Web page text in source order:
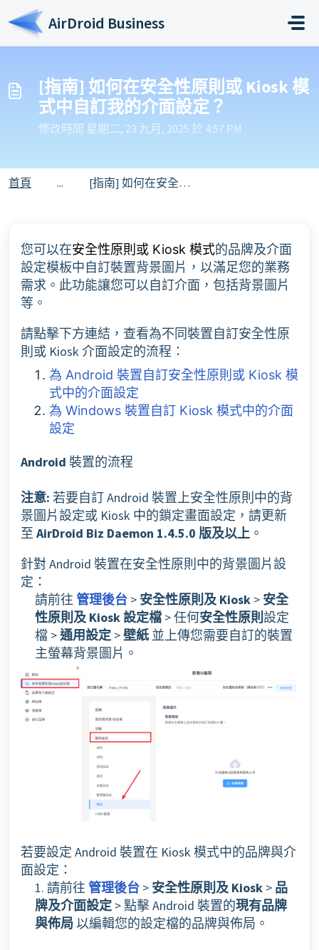
略過至主要內容
AirDroid Business
[指南] 如何在安全性原則或 Kiosk 模
式中自訂我的介面設定？
修改時間 星期二, 23 九月, 2025 於 4:57 PM
首頁 ... [指南] 如何在安全性原則或 Kiosk 模式中自訂我的介面設定？
您可以在安全性原則或 Kiosk 模式的品牌及介面
設定模板中自訂裝置背景圖片，以滿足您的業務
需求。此功能讓您可以自訂介面，包括背景圖片
等。
請點擊下方連結，查看為不同裝置自訂安全性原
則或 Kiosk 介面設定的流程：
為 Android 裝置自訂安全性原則或 Kiosk 模
式中的介面設定
為 Windows 裝置自訂 Kiosk 模式中的介面
設定
Android 裝置的流程
注意: 若要自訂 Android 裝置上安全性原則中的背
景圖片設定或 Kiosk 中的鎖定畫面設定，請更新
至 AirDroid Biz Daemon 1.4.5.0 版及以上 。
針對 Android 裝置在安全性原則中的背景圖片設
定：
請前往 管理後台 > 安全性原則及 Kiosk > 安全
性原則及 Kiosk 設定檔 > 任何安全性原則 設定
檔 >通用設定>壁紙 並上傳您需要自訂的裝置
主螢幕背景圖片。
若要設定 Android 裝置在 Kiosk 模式中的品牌與介
面設定：
1. 請前往 管理後台 > 安全性原則及 Kiosk > 品
牌及介面設定> 點擊 Android 裝置的現有品牌
與佈局以編輯您的設定檔的品牌與佈局。